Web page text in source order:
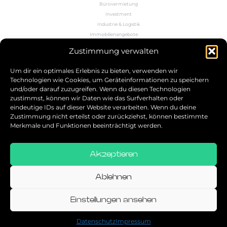
Zustimmung verwalten
Um dir ein optimales Erlebnis zu bieten, verwenden wir
Technologien wie Cookies, um Geräteinformationen zu speichern
und/oder darauf zuzugreifen. Wenn du diesen Technologien
zustimmst, können wir Daten wie das Surfverhalten oder
eindeutige IDs auf dieser Website verarbeiten. Wenn du deine
Zustimmung nicht erteilst oder zurückziehst, können bestimmte
Merkmale und Funktionen beeinträchtigt werden.
Akzeptieren
Ablehnen
Einstellungen ansehen
DatenschutzImpressum
Bürovermietung
Investment
Industrie & Logistik
Immobilienangebote
Wissen
5.0
Bestbewerteter Service
verifiziert von: Trustindex
Allgemeine Geschäftsbedingungen